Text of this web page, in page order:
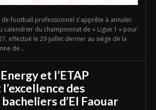
de football professionnel s'apprête à annuler
calendrier du championnat de « Ligue 1 » pour
effectué le 29 juillet dernier au siège de la
de...
et l’ETAP
des
d’El Faouar